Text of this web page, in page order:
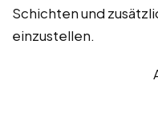
Schichten und
einzustellen.